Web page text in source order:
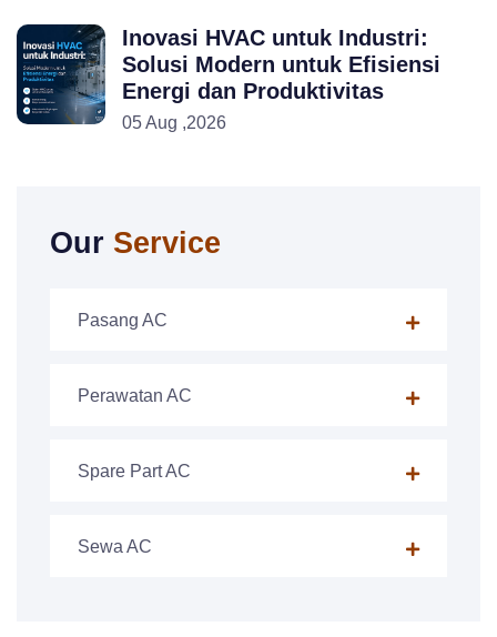
Inovasi HVAC untuk Industri:
Solusi Modern untuk Efisiensi
Energi dan Produktivitas
05 Aug ,2026
Our Service
Pasang AC
Perawatan AC
Spare Part AC
Sewa AC